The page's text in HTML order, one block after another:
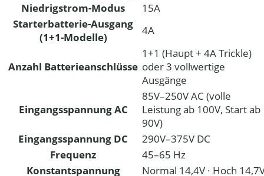
Niedrigstrom-Modus
15A
Starterbatterie-Ausgang
(1+1-Modelle)
4A
Anzahl Batterieanschlüsse
1+1 (Haupt + 4A Trickle)
oder 3 vollwertige
Ausgänge
Eingangsspannung AC
85V–250V AC (volle
Leistung ab 100V, Start ab
90V)
Eingangsspannung DC
290V–375V DC
Frequenz
45–65 Hz
Konstantspannung
Normal 14,4V · Hoch